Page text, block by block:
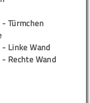
Türmchen
Linke Wand
Rechte Wand